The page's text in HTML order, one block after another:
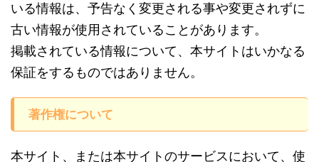
いる情報は、予告なく変更される事や変更されずに
古い情報が使用されていることがあります。
掲載されている情報について、本サイトはいかなる
保証をするものではありません。
著作権について
本サイト、または本サイトのサービスにおいて、使